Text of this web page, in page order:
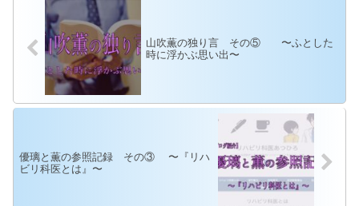
山吹薫の独り言 その⑤ 〜ふとした
時に浮かぶ思い出〜
優璃と薫の参照記録 その③ 〜『リハ
ビリ科医とは』〜